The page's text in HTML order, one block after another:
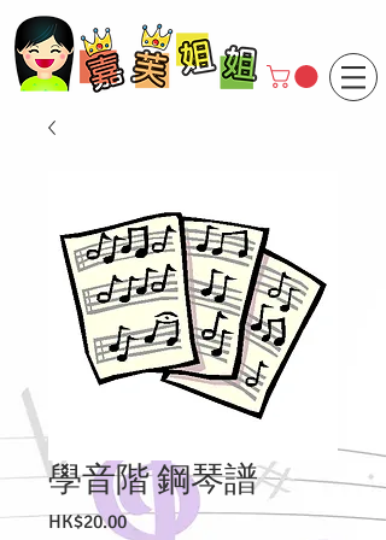
學音階 鋼琴譜
HK$20.00價